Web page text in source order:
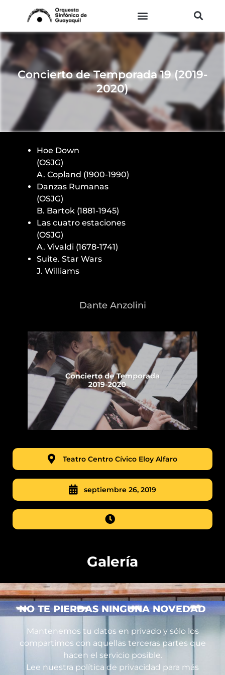
contenido
Concierto de Temporada 19 (2019-
2020)
Hoe Down
(OSJG)
A. Copland (1900-1990)
Danzas Rumanas
(OSJG)
B. Bartok (1881-1945)
Las cuatro estaciones
(OSJG)
A. Vivaldi (1678-1741)
Suite. Star Wars
J. Williams
Dante Anzolini
Teatro Centro Cívico Eloy Alfaro
septiembre 26, 2019
Galería
NO TE PIERDAS NINGUNA NOVEDAD
Mantenemos tu datos en privado y sólo los
compartimos con aquellas terceras partes que
hacen el servicio posible.
Lee nuestra política de privacidad para más